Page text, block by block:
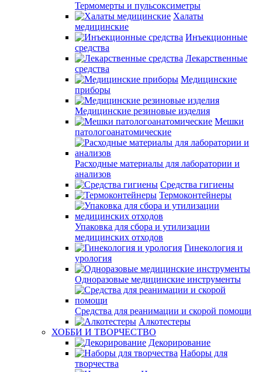
Термомерты и пульсоксиметры
Халаты
медицинские
Инъекционные
средства
Лекарственные
средства
Медицинские
приборы
Медицинские резиновые изделия
Мешки
патологоанатомические
Расходные материалы для лаборатории и
анализов
Средства гигиены
Термоконтейнеры
Упаковка для сбора и утилизации
медицинских отходов
Гинекология и
урология
Одноразовые медицинские инструменты
Средства для реанимации и скорой помощи
Алкотестеры
ХОББИ И ТВОРЧЕСТВО
Декорирование
Наборы для
творчества